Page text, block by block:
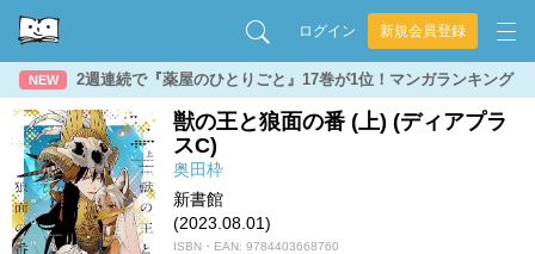
ログイン 新規会員登録
NEW 2週連続で『薬屋のひとりごと』17巻が1位！マンガランキング
獣の王と狼面の番 (上) (ディアプラ
スC)
奥田枠
新書館
(2023.08.01)
ISBN・EAN: 9784403668760